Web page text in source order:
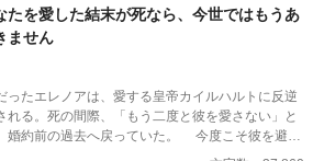
たを愛した結末が死なら、今世ではもうあ
ません
たエレノアは、愛する皇帝カイルハルトに反逆
れる。死の間際、「もう二度と彼を愛さない」と
婚約前の過去へ戻っていた。 今度こそ彼を避け
、なぜか前世では冷たかった皇太子は執着するよ